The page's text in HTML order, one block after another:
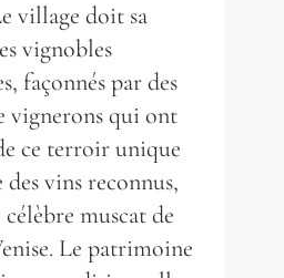
village doit sa
vignobles
façonnés par des
vignerons qui ont
ce terroir unique
vins reconnus,
muscat de
Le patrimoine